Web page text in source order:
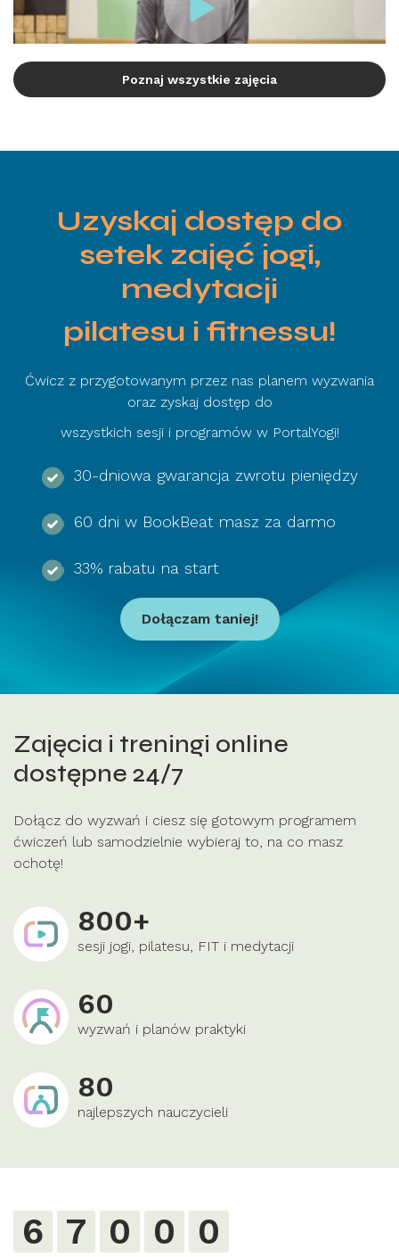
Poznaj wszystkie zajęcia
Uzyskaj dostęp do
setek zajęć jogi,
medytacji
pilatesu i fitnessu!
Ćwicz z przygotowanym przez nas planem wyzwania
oraz zyskaj dostęp do
wszystkich sesji i programów w PortalYogi!
30-dniowa gwarancja zwrotu pieniędzy
60 dni w BookBeat masz za darmo
33% rabatu na start
Dołączam taniej!
Zajęcia i treningi online
dostępne 24/7
Dołącz do wyzwań i ciesz się gotowym programem
ćwiczeń lub samodzielnie wybieraj to, na co masz
ochotę!
800+
sesji jogi, pilatesu, FIT i medytacji
60
wyzwań i planów praktyki
80
najlepszych nauczycieli
6 7 0 0 0